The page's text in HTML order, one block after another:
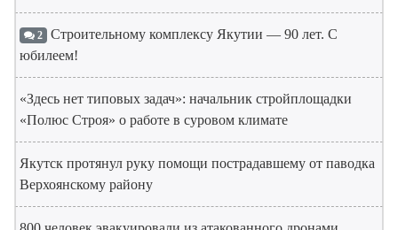
2 Строительному комплексу Якутии — 90 лет. С
юбилеем!
«Здесь нет типовых задач»: начальник стройплощадки
«Полюс Строя» о работе в суровом климате
Якутск протянул руку помощи пострадавшему от паводка
Верхоянскому району